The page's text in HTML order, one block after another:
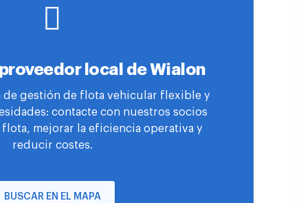
local de Wialon
de gestión de flota vehicular flexible y
contacte con nuestros socios
mejorar la eficiencia operativa y
reducir costes.
BUSCAR EN EL MAPA